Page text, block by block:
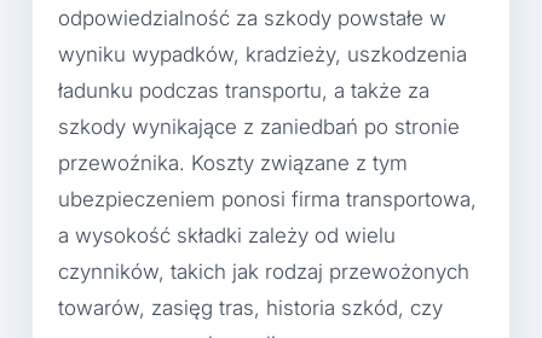
odpowiedzialność za szkody powstałe w
wyniku wypadków, kradzieży, uszkodzenia
ładunku podczas transportu, a także za
szkody wynikające z zaniedbań po stronie
przewoźnika. Koszty związane z tym
ubezpieczeniem ponosi firma transportowa,
a wysokość składki zależy od wielu
czynników, takich jak rodzaj przewożonych
towarów, zasięg tras, historia szkód, czy